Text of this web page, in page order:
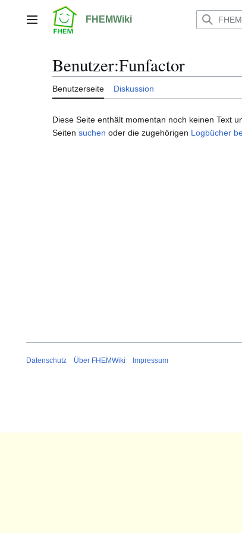
springenHauptmenü FHEMWiki
Benutzer:Funfactor
Benutzerseite Diskussion
Diese Seite enthält momentan noch keinen Text
Seiten suchen oder die zugehörigen Logbücher
Datenschutz Über FHEMWiki Impressum